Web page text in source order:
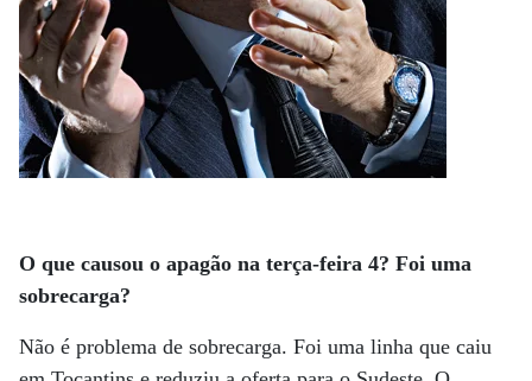
O que causou o apagão na terça-feira 4? Foi uma
sobrecarga?
Não é problema de sobrecarga. Foi uma linha que caiu